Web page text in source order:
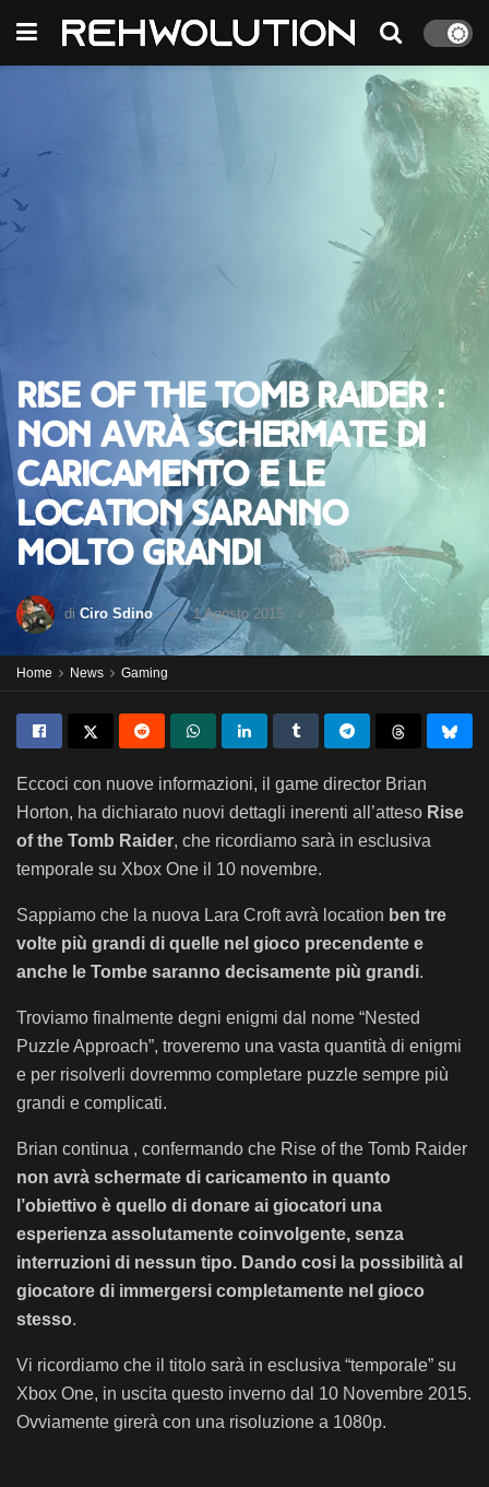
Rise of the Tomb Raider :
non avrà schermate di
caricamento e le
location saranno
molto grandi
di Ciro Sdino 1 Agosto 2015
Home News Gaming
Eccoci con nuove informazioni, il game director Brian
Horton, ha dichiarato nuovi dettagli inerenti all’atteso Rise
of the Tomb Raider, che ricordiamo sarà in esclusiva
temporale su Xbox One il 10 novembre.
Sappiamo che la nuova Lara Croft avrà location ben tre
volte più grandi di quelle nel gioco precendente e
anche le Tombe saranno decisamente più grandi.
Troviamo finalmente degni enigmi dal nome “Nested
Puzzle Approach”, troveremo una vasta quantità di enigmi
e per risolverli dovremmo completare puzzle sempre più
grandi e complicati.
Brian continua , confermando che Rise of the Tomb Raider
non avrà schermate di caricamento in quanto
l’obiettivo è quello di donare ai giocatori una
esperienza assolutamente coinvolgente, senza
interruzioni di nessun tipo. Dando cosi la possibilità al
giocatore di immergersi completamente nel gioco
stesso.
Vi ricordiamo che il titolo sarà in esclusiva “temporale” su
Xbox One, in uscita questo inverno dal 10 Novembre 2015.
Ovviamente girerà con una risoluzione a 1080p.